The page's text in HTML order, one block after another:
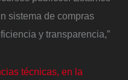
sistema de compras
y transparencia,”
técnicas, en la